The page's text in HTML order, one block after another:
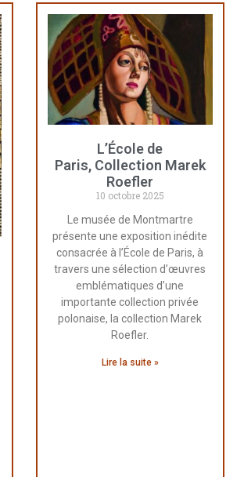
L’École de
Paris, Collection Marek
Roefler
10 octobre 2025
Le musée de Montmartre
présente une exposition inédite
consacrée à l’École de Paris, à
travers une sélection d’œuvres
emblématiques d’une
importante collection privée
polonaise, la collection Marek
Roefler.
Lire la suite »